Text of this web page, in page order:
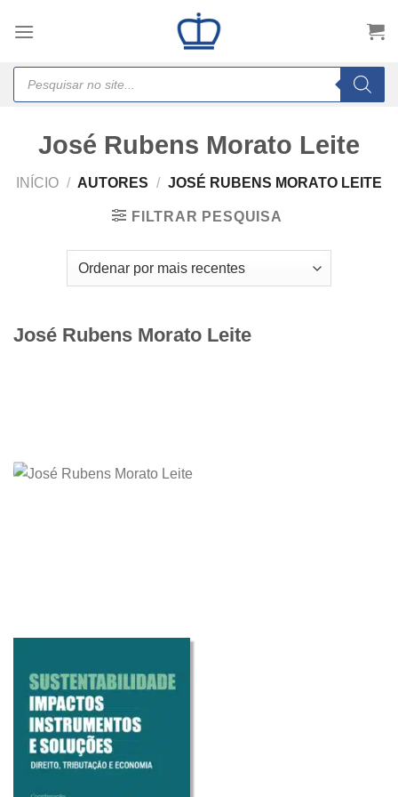
Products
search
José Rubens Morato Leite
INÍCIO / AUTORES / JOSÉ RUBENS MORATO LEITE
FILTRAR PESQUISA
José Rubens Morato Leite